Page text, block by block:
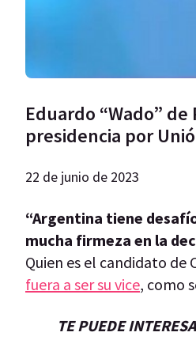
Eduardo “Wado”
presidencia por
22 de junio de 2023
“Argentina tiene
mucha firmeza en la
Quien es el candidato de
fuera a ser su vice, como
TE PUEDE